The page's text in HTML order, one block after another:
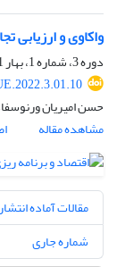
واکاوی و
دوره 3، شماره 1، بهار 1401، صفحه
حسن امیریان
مشاهده مقاله
مقالات آماده
شماره جاری